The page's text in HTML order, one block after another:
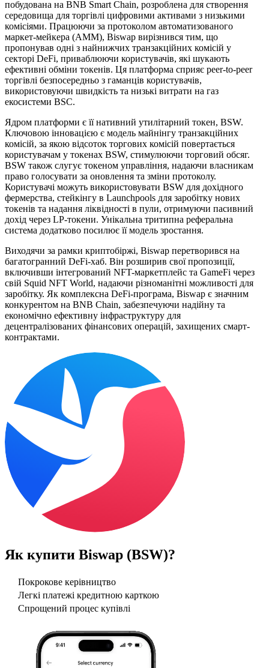
побудована на BNB Smart Chain, розроблена для створення
середовища для торгівлі цифровими активами з низькими
комісіями. Працюючи за протоколом автоматизованого
маркет-мейкера (AMM), Biswap вирізнився тим, що
пропонував одні з найнижчих транзакційних комісій у
секторі DeFi, приваблюючи користувачів, які шукають
ефективні обміни токенів. Ця платформа сприяє peer-to-peer
торгівлі безпосередньо з гаманців користувачів,
використовуючи швидкість та низькі витрати на газ
екосистеми BSC.
Ядром платформи є її нативний утилітарний токен, BSW.
Ключовою інновацією є модель майнінгу транзакційних
комісій, за якою відсоток торгових комісій повертається
користувачам у токенах BSW, стимулюючи торговий обсяг.
BSW також слугує токеном управління, надаючи власникам
право голосувати за оновлення та зміни протоколу.
Користувачі можуть використовувати BSW для дохідного
фермерства, стейкінгу в Launchpools для заробітку нових
токенів та надання ліквідності в пули, отримуючи пасивний
дохід через LP-токени. Унікальна тритипна реферальна
система додатково посилює її модель зростання.
Виходячи за рамки криптобіржі, Biswap перетворився на
багатогранний DeFi-хаб. Він розширив свої пропозиції,
включивши інтегрований NFT-маркетплейс та GameFi через
свій Squid NFT World, надаючи різноманітні можливості для
заробітку. Як комплексна DeFi-програма, Biswap є значним
конкурентом на BNB Chain, забезпечуючи надійну та
економічно ефективну інфраструктуру для
децентралізованих фінансових операцій, захищених смарт-
контрактами.
Як купити Biswap (BSW)?
Покрокове керівництво
Легкі платежі кредитною карткою
Спрощений процес купівлі